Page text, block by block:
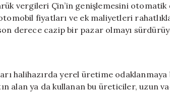
vergileri Çin’in genişlemesini
fiyatları ve ek maliyetleri
derece cazip bir pazar olmayı
halihazırda yerel üretime
alan ya da kullanan bu üreticiler, uzun